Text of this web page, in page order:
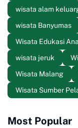
wisata alam
wisata Banyumas
Wisata Edukasi
wisata jeruk
Wisata Malang
Wisata Sumber
Most Popular